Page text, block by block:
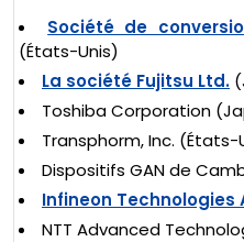
Société de
(États-Unis)
La société Fujitsu Ltd.
Toshiba Corporation
Transphorm, Inc. (États-
Dispositifs GAN de
Infineon Technologies
NTT Advanced